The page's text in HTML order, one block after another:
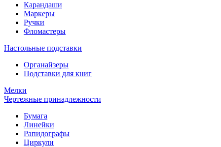
Карандаши
Маркеры
Ручки
Фломастеры
Настольные подставки
Органайзеры
Подставки для книг
Мелки
Чертежные принадлежности
Бумага
Линейки
Рапидографы
Циркули